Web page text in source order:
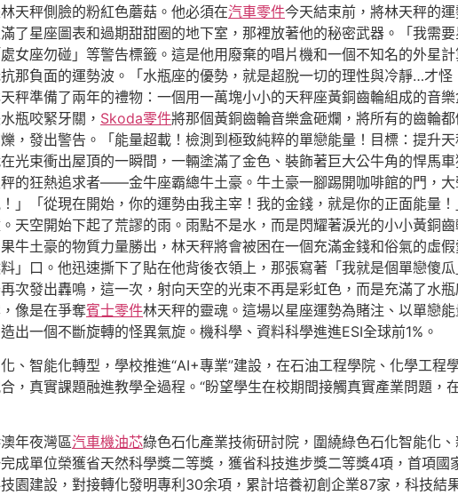
天秤側臉的粉紅色蘑菇。他必須在汽車零件今天結束前，將林天秤的
了星座圖表和過期甜甜圈的地下室，那裡放著他的秘密武器。「我需
女座勿碰」等警告標籤。這是他用廢棄的唱片機和一個不知名的外星
那負面的運勢波。「水瓶座的優勢，就是超脫一切的理性與冷靜…才
秤準備了兩年的禮物：一個用一萬塊小小的天秤座黃銅齒輪組成的音
瓶咬緊牙關， Skoda零件將那個黃銅齒輪音樂盒砸爛，將所有的齒輪
，發出警告。「能量超載！檢測到極致純粹的單戀能量！目標：提升
光束衝出屋頂的一瞬間，一輛塗滿了金色、裝飾著巨大公牛角的悍馬
的狂熱追求者——金牛座霸總牛土豪。牛土豪一腳踢開咖啡館的門，
」「從現在開始，你的運勢由我主宰！我的金錢，就是你的正面能量
天空開始下起了荒謬的雨。雨點不是水，而是閃耀著淚光的小小黃銅
牛土豪的物質力量勝出，林天秤將會被困在一個充滿金錢和俗氣的虛
」口。他迅速撕下了貼在他背後衣領上，那張寫著「我就是個單戀傻
次發出轟鳴，這一次，射向天空的光束不再是彩虹色，而是充滿了水
像是在爭奪賓士零件林天秤的靈魂。這場以星座運勢為賭注、以單戀
出一個不斷旋轉的怪異氣旋。機科學、資料科學進進ESI全球前1%。
、智能化轉型，學校推進“AI+專業”建設，在石油工程學院、化學工程
，真實課題融進教學全過程。“盼望學生在校期間接觸真實產業問題，
年夜灣區汽車機油芯綠色石化產業技術研討院，圍繞綠色石化智能化
成單位榮獲省天然科學獎二等獎，獲省科技進步獎二等獎4項，首項國
園建設，對接轉化發明專利30余項，累計培養初創企業87家，科技結